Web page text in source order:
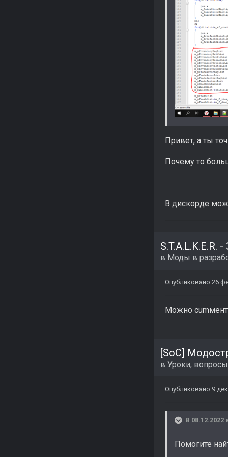
Привет, а ты
Почему то
В дискорде
S.T.A.L.K.E.R.
в Моды в
Опубликовано 26
Можно
[SoC]
в Уроки,
Опубликовано 9
В 08.12.2022
Помогите